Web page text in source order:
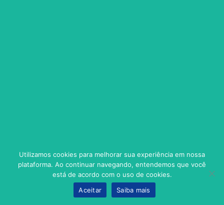
Utilizamos cookies para melhorar sua experiência em nossa
plataforma. Ao continuar navegando, entendemos que você
está de acordo com o uso de cookies.
Aceitar
Saiba mais